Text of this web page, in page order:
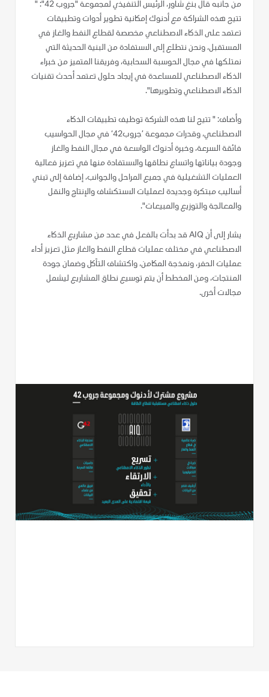
من جانبه قال بنغ شاور، الرئيس التنفيذي لمجموعة "جروب 42": "
تتيح هذه الشراكة مع أدنوك إمكانية تطوير أدوات وتطبيقات
تعتمد على الذكاء الاصطناعي مخصصة لقطاع النفط والغاز في
المستقبل، ونحن نتطلع إلى الاستفادة من البنية الحديثة التي
نمتلكها في مجال الحوسبة السحابية، وفريقنا المتميز من خبراء
الذكاء الاصطناعي للمساعدة في إيجاد حلول تعتمد أحدث تقنيات
الذكاء الاصطناعي وتطويرها".
وأضاف: " تتيح لنا هذه الشركة توظيف تطبيقات الذكاء
الاصطناعي، وقدرات مجموعة ’جروب42‘ في مجال الحواسيب
فائقة السرعة، وخبرة أدنوك الواسعة في مجال النفط والغاز
وجودة بياناتها واتساع نطاقها والاستفادة منها في تعزيز فعالية
العمليات التشغيلية في جميع المراحل والجوانب، إضافة إلى تبني
أساليب مبتكرة وجديدة لعمليات الاستكشاف والإنتاج والنقل
والمعالجة والتوزيع والمبيعات".
يشار إلى أن AIQ قد بدأت بالفعل في عدد من مشاريع الذكاء
الاصطناعي في مختلف عمليات قطاع النفط والغاز مثل تعزيز أداء
عمليات الحفر، ونمذجة المكامن، واكتشاف التآكل وضمان جودة
المنتجات، ومن المخطط أن يتم توسيع نطاق المشاريع ليشمل
مجالات أخرى.